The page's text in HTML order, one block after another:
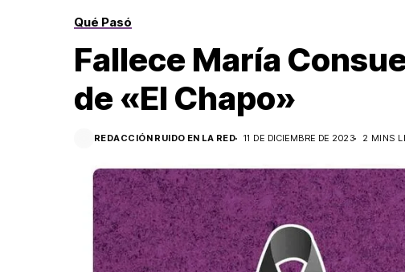
Qué Pasó
Fallece María
de «El Chapo»
REDACCIÓN RUIDO EN LA RED 11 DE DICIEMBRE DE 2023 2 MINS